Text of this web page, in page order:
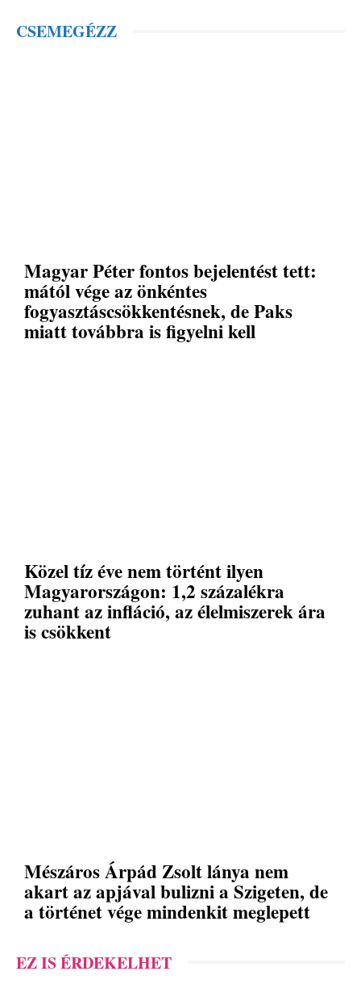
CSEMEGÉZZ
Magyar Péter fontos bejelentést tett:
mától vége az önkéntes
fogyasztáscsökkentésnek, de Paks
miatt továbbra is figyelni kell
Közel tíz éve nem történt ilyen
Magyarországon: 1,2 százalékra
zuhant az infláció, az élelmiszerek ára
is csökkent
Mészáros Árpád Zsolt lánya nem
akart az apjával bulizni a Szigeten, de
a történet vége mindenkit meglepett
EZ IS ÉRDEKELHET